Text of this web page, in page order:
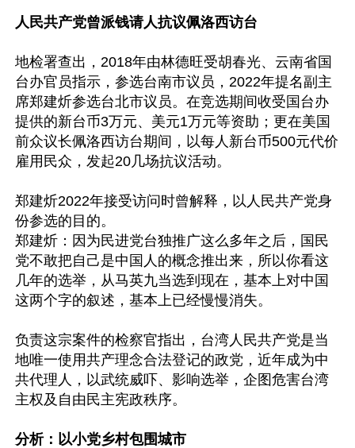
人民共产党曾派钱请人抗议佩洛西访台
地检署查出，2018年由林德旺受胡春光、云南省国
台办官员指示，参选台南市议员，2022年提名副主
席郑建炘参选台北市议员。在竞选期间收受国台办
提供的新台币3万元、美元1万元等资助；更在美国
前众议长佩洛西访台期间，以每人新台币500元代价
雇用民众，发起20几场抗议活动。
郑建炘2022年接受访问时曾解释，以人民共产党身
份参选的目的。
郑建炘：因为民进党台独推广这么多年之后，国民
党不敢把自己是中国人的概念推出来，所以你看这
几年的选举，从马英九当选到现在，基本上对中国
这两个字的叙述，基本上已经慢慢消失。
负责这宗案件的检察官指出，台湾人民共产党是当
地唯一使用共产理念合法登记的政党，近年成为中
共代理人，以武统威吓、影响选举，企图危害台湾
主权及自由民主宪政秩序。
分析：以小党乡村包围城市